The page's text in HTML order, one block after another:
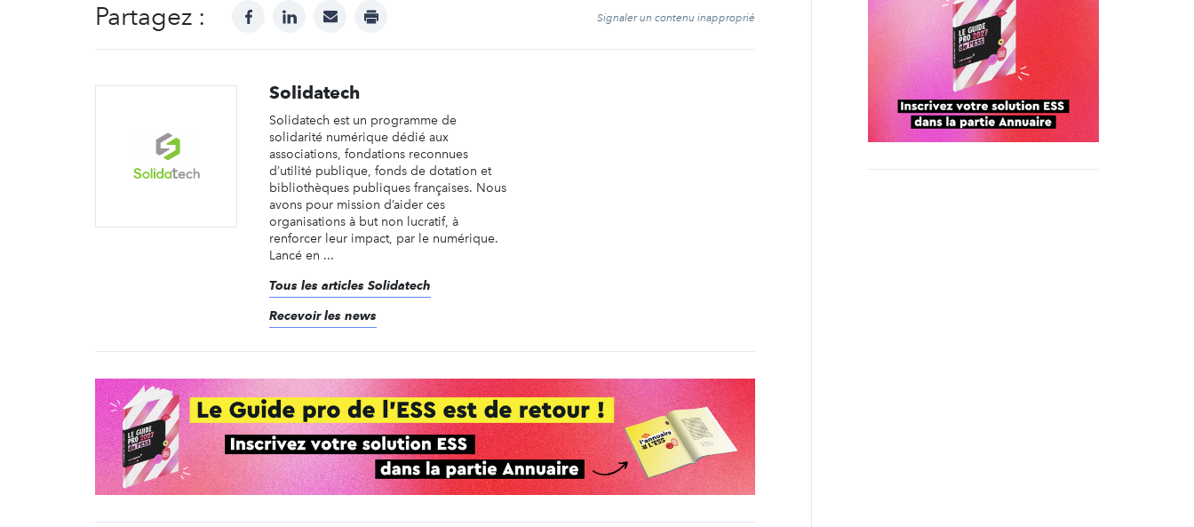
Partagez : facebooklinkedinmail print Signaler un contenu inapproprié
Solidatech
Solidatech est un programme de
solidarité numérique dédié aux
associations, fondations reconnues
d’utilité publique, fonds de dotation et
bibliothèques publiques françaises. Nous
avons pour mission d’aider ces
organisations à but non lucratif, à
renforcer leur impact, par le numérique.
Lancé en ...
Tous les articles Solidatech
Recevoir les news